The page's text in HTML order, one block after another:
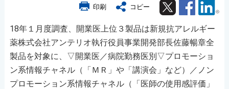
印刷 コピー Twitter Facebook
18年１月度調査、開業医上位３製品は新規抗アレルギー
薬株式会社アンテリオ執行役員事業開発部長佐藤暢章全
製品を対象に、▽開業医／病院勤務医別▽プロモーショ
ン系情報チャネル（「ＭＲ」や「講演会」など）／ノン
プロモーション系情報チャネル（「医師の使用感評価」